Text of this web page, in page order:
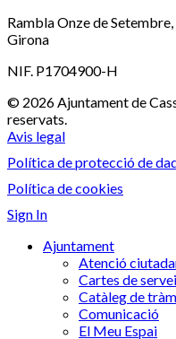
Rambla Onze de
Girona
NIF. P1704900-H
© 2026 Ajuntament de
reservats.
Avis legal
Política de protecció de
Política de cookies
Sign In
Ajuntament
Atenció
Cartes de
Catàleg de
Comunicació
El Meu Espai